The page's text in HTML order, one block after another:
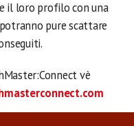
il loro profilo con una
pure scattare
vè